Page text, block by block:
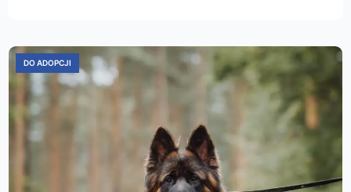
DO ADOPCJI